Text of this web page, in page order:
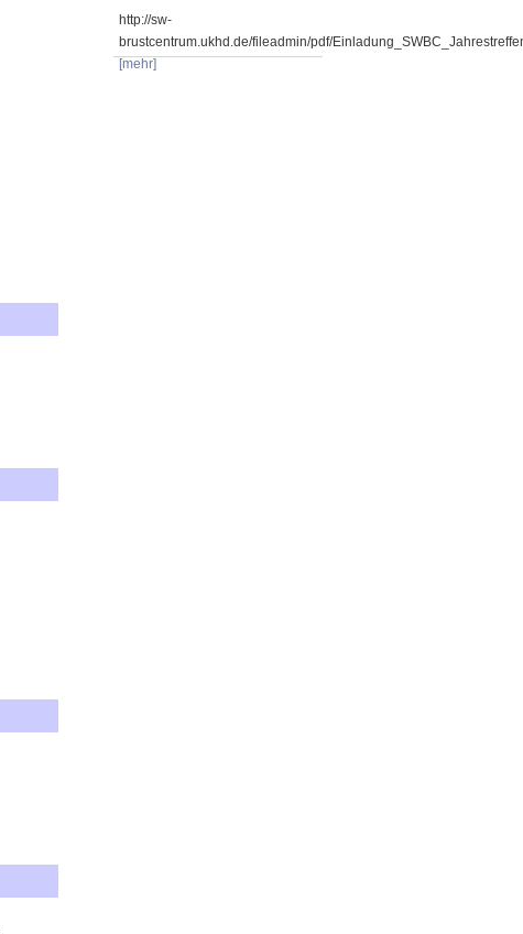
http://sw-
brustcentrum.ukhd.de/fileadmin/pdf/
[mehr]